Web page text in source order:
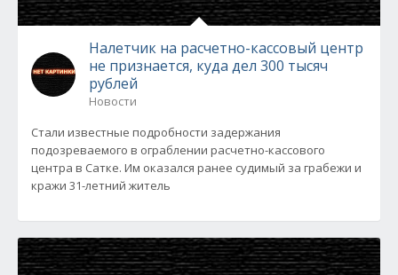
Налетчик на расчетно-кассовый центр
не признается, куда дел 300 тысяч
рублей
Новости
Стали известные подробности задержания
подозреваемого в ограблении расчетно-кассового
центра в Сатке. Им оказался ранее судимый за грабежи и
кражи 31-летний житель